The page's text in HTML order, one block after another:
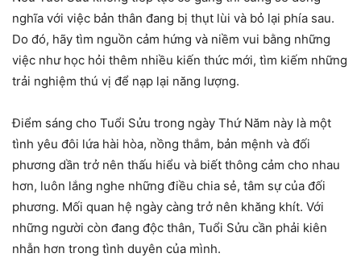
nghĩa với việc bản thân đang bị thụt lùi và bỏ lại phía sau.
Do đó, hãy tìm nguồn cảm hứng và niềm vui bằng những
việc như học hỏi thêm nhiều kiến thức mới, tìm kiếm những
trải nghiệm thú vị để nạp lại năng lượng.
Điểm sáng cho Tuổi Sửu trong ngày Thứ Năm này là một
tình yêu đôi lứa hài hòa, nồng thắm, bản mệnh và đối
phương dần trở nên thấu hiểu và biết thông cảm cho nhau
hơn, luôn lắng nghe những điều chia sẻ, tâm sự của đối
phương. Mối quan hệ ngày càng trở nên khăng khít. Với
những người còn đang độc thân, Tuổi Sửu cần phải kiên
nhẫn hơn trong tình duyên của mình.